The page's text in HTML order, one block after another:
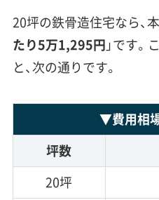
20坪の鉄骨造住宅なら、
たり5万1,295円」です
と、次の通りです。
▼費用相
坪数
20坪